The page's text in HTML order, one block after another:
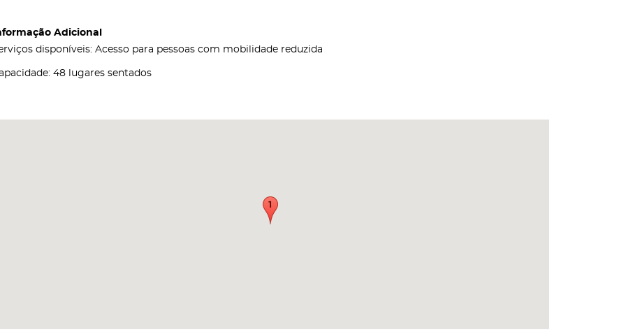
Adicional
disponíveis: Acesso para pessoas com mobilidade reduzida
48 lugares sentados